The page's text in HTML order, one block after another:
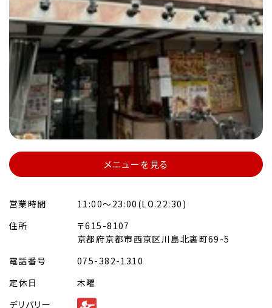
メニューを見る
営業時間
11:00～23:00(LO.22:30)
住所
〒615-8107
京都府京都市西京区川島北裏町69-5
電話番号
075-382-1310
定休日
木曜
デリバリー